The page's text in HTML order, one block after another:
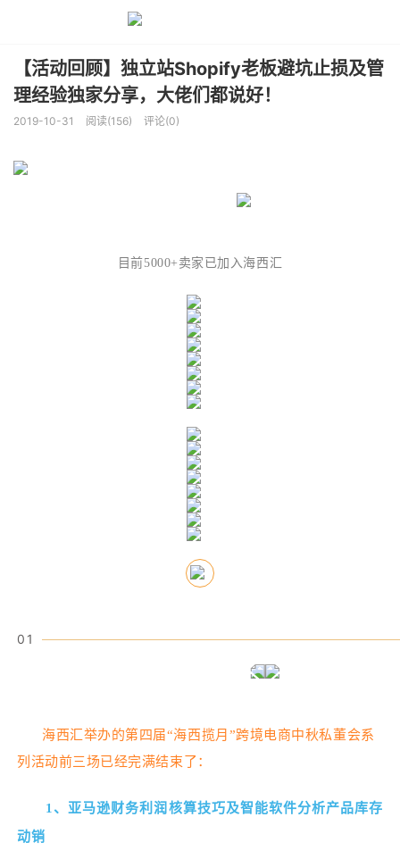
【活动回顾】独立站Shopify老板避坑止损及管
理经验独家分享，大佬们都说好！
2019-10-31 阅读(156) 评论(0)
目前5000+卖家已加入海西汇
01
海西汇举办的第四届“海西揽月”跨境电商中秋私董会系
列活动前三场已经完满结束了：
1、 亚马逊财务利润核算技巧及智能软件分析产品库存
动销